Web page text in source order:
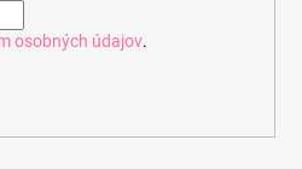
osobných údajov.